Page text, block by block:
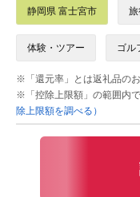
静岡県 富士宮市
体験・ツアー ゴル
※「還元率」とは返礼品の
※「控除上限額」の範囲内
除上限額を調べる）